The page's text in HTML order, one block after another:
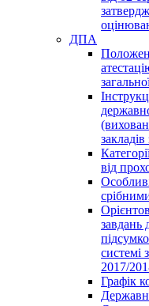
ДПА
від
завдань
системі
2017/
Графік